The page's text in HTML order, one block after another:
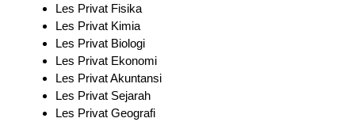
Les Privat Fisika
Les Privat Kimia
Les Privat Biologi
Les Privat Ekonomi
Les Privat Akuntansi
Les Privat Sejarah
Les Privat Geografi